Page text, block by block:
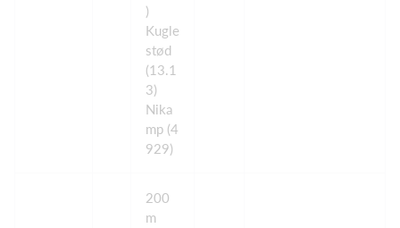
)
Kugle
stød
(13.1
3)
Nika
mp (4
929)
200
m